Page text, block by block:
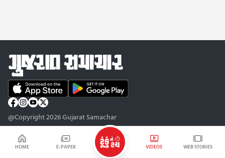
HOME E-PAPER VIDEOS WEB STORIES
@Copyright 2026 Gujarat Samachar